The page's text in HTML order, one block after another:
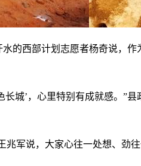
的西部计划志愿者杨奇说，
城’，心里特别有成就感。”
军说，大家心往一处想、